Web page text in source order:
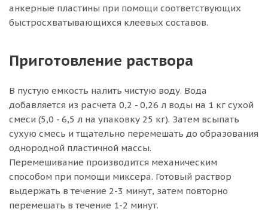
анкерные пластины при помощи соответствующих
быстросхватывающихся клеевых составов.
Приготовление раствора
В пустую емкость налить чистую воду. Вода
добавляется из расчета 0,2 - 0,26 л воды на 1 кг сухой
смеси (5,0 - 6,5 л на упаковку 25 кг). Затем всыпать
сухую смесь и тщательно перемешать до образования
однородной пластичной массы.
Перемешивание производится механическим
способом при помощи миксера. Готовый раствор
выдержать в течение 2-3 минут, затем повторно
перемешать в течение 1-2 минут.